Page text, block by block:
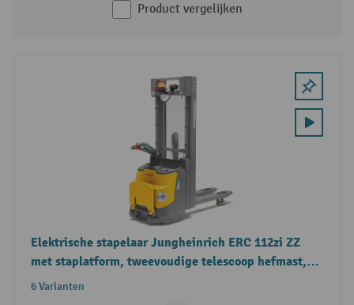
Product vergelijken
Elektrische stapelaar Jungheinrich ERC 112zi ZZ
met staplatform, tweevoudige telescoop hefmast,
draagvermogen 1.200 kg
6 Varianten